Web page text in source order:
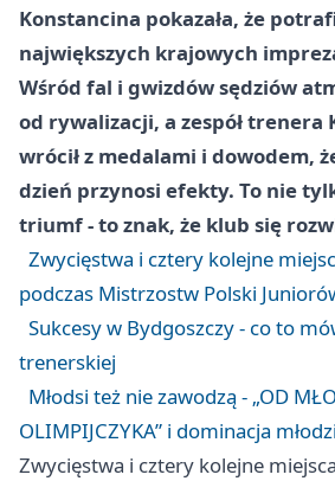
Konstancina pokazała, że
największych krajowych
Wśród fal i gwizdów sędziów
od rywalizacji, a zespół trenera
wrócił z medalami i dowodem,
dzień przynosi efekty. To nie
triumf - to znak, że klub się
Zwycięstwa i cztery kolejne
podczas Mistrzostw Polski
Sukcesy w Bydgoszczy - co to
trenerskiej
Młodsi też nie zawodzą - „OD
OLIMPIJCZYKA” i dominacja
Zwycięstwa i cztery kolejne